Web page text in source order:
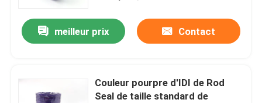
meilleur prix Contact
Couleur pourpre d'IDI de Rod
Seal de taille standard de